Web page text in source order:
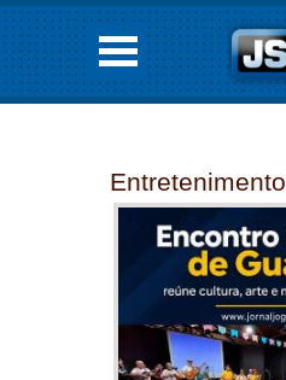
Entretenimento